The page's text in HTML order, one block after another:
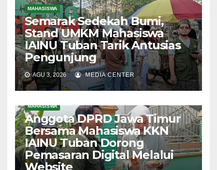
MAHASISWA
Semarak Sedekah Bumi,
Stand UMKM Mahasiswa
IAINU Tuban Tarik Antusias
Pengunjung
AGU 3, 2026 MEDIA CENTER
MAHASISWA
Anggota DPRD Jawa Timur
Bersama Mahasiswa KKN
IAINU Tuban Dorong
Pemasaran Digital Melalui
Website